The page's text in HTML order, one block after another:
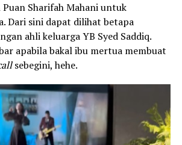
Sharifah Mahani untuk
Dari sini dapat dilihat betapa
ahli keluarga YB Syed Saddiq.
apabila bakal ibu mertua membuat
sebegini, hehe.